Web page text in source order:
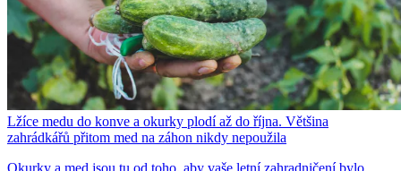
Lžíce medu do konve a okurky plodí až do října. Většina
zahrádkářů přitom med na záhon nikdy nepoužila